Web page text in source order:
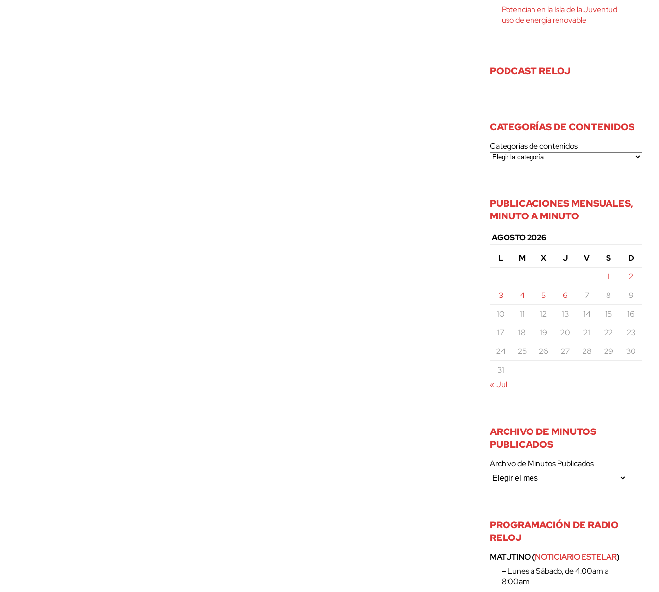
Potencian en la Isla de la Juventud
uso de energía renovable
PODCAST RELOJ
CATEGORÍAS DE CONTENIDOS
Categorías de contenidos
PUBLICACIONES MENSUALES,
MINUTO A MINUTO
AGOSTO 2026
L
M X J V S
D
1
2
3
4 5 6 7 8
9
10
11 12 13 14 15
16
17
18 19 20 21 22
23
24
25 26 27 28 29
30
31
« Jul
ARCHIVO DE MINUTOS
PUBLICADOS
Archivo de Minutos Publicados
PROGRAMACIÓN DE RADIO
RELOJ
MATUTINO (NOTICIARIO ESTELAR)
– Lunes a Sábado, de 4:00am a
8:00am